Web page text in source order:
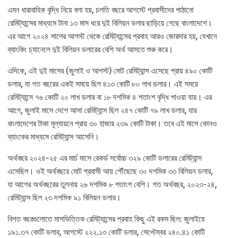
এমন ধারাবাহিক বৃদ্ধি নিয়ে বলা হয়, চলতি বছরে আগস্টে প্রবাসীদের পাঠানো
রেমিট্যান্সের মাধ্যমে টানা ১৩ মাস ধরে দুই বিলিয়ন ডলার ছাড়িয়ে গেছে বাংলাদেশে।
এর আগে ২০২৪ সালের আগস্ট থেকে রেমিট্যান্সের প্রবাহ আরও জোরদার হয়, যেখানে
ব্যাংকিং চ্যানেলে দুই বিলিয়ন ডলারের বেশি অর্থ আসতে শুরু করে।
এদিকে, এই দুই মাসের (জুলাই ও আগস্ট) মোট রেমিট্যান্স এসেছে প্রায় ৪৯০ কোটি
ডলার, যা গত বছরের একই সময়ে ছিল ৪১৩ কোটি ৮০ লাখ ডলার। এই সময়ে
রেমিট্যান্সে ৭৬ কোটি ২০ লাখ ডলার বা ১৮ দশমিক ৪ শতাংশ বৃদ্ধি পাওয়া যায়। এর
আগে, জুলাই মাসে দেশে আসা রেমিট্যান্স ছিল ২৪৭ কোটি ৭৯ লাখ ডলার, যার
বাংলাদেশের টাকা মূল্যায়নে প্রায় ৩০ হাজার ২৩৯ কোটি টাকা। তবে এই মাসে কোনও
ব্যাংকের মাধ্যমে রেমিট্যান্স আসেনি।
অর্থবছর ২০২৪-২৫ এর মার্চ মাসে রেকর্ড সর্বোচ্চ ৩২৯ কোটি ডলারের রেমিট্যান্স
এসেছিল। ওই অর্থবছরে মোট প্রবাসী আয় পৌঁছেছে ৩০ দশমিক ৩৩ বিলিয়ন ডলার,
যা আগের অর্থবছরের তুলনায় ২৬ দশমিক ৮ শতাংশ বেশি। গত অর্থবছর, ২০২৩-২৪,
রেমিট্যান্স ছিল ২৩ দশমিক ৯১ বিলিয়ন ডলার।
বিগত বছরগুলোতে মাসভিত্তিক রেমিট্যান্সের প্রবাহ কিছু এই রকম ছিল: জুলাইয়ে
১৯১.৩৭ কোটি ডলার, আগস্টে ২২২.১৩ কোটি ডলার, সেপ্টেম্বর ২৪০.৪১ কোটি